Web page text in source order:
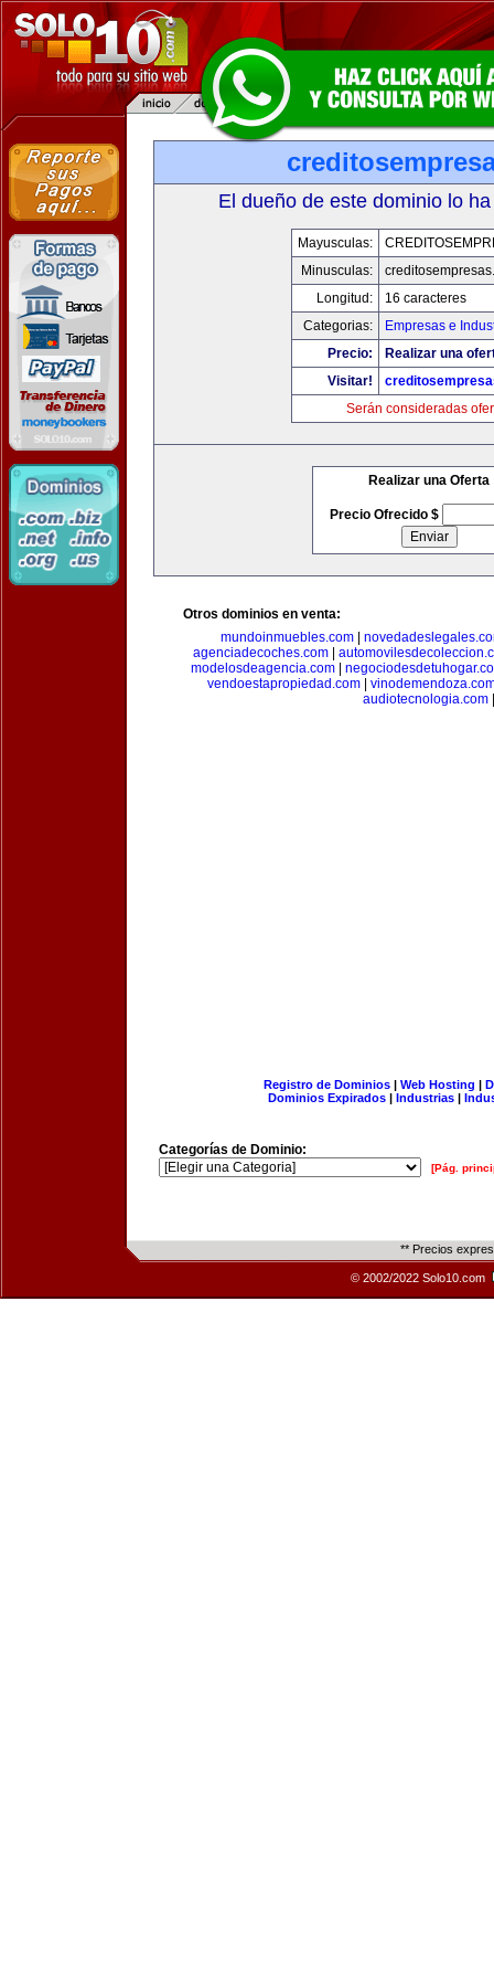
El dueño de este dominio lo
Mayusculas:
Minusculas:
Longitud:
16 caracteres
Categorias:
Empresas e
Precio:
Realizar una
Visitar!
Serán consideradas
Realizar una Oferta
Precio Ofrecido $
Otros dominios en venta:
mundoinmuebles.com
agenciadecoches.com
modelosdeagencia.com
vendoestapropiedad.com|
audiotecnologia.com
Registro de Dominios| Web Hosting |
Dominios Expirados | Industrias |
Categorías de Dominio:
[Pág.
** Precios
© 2002/2022 Solo10.com